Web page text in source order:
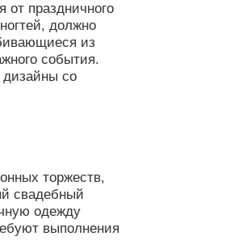
от праздничного
должно
из
события.
дизайны со
торжеств,
свадебный
одежду
выполнения